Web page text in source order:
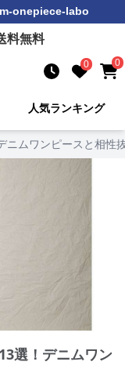
onepiece-labo
料無料
0 0
人気ランキング
ニムワンピースと相性
選！デニムワン